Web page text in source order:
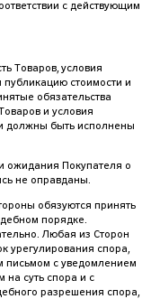
с действующим
Товаров, условия
публикацию стоимости и
обязательства
и условия
должны быть исполнены
ожидания Покупателя о
не оправданы.
обязуются принять
порядке.
Любая из Сторон
урегулирования спора,
письмом с уведомлением
на суть спора и с
разрешения спора,